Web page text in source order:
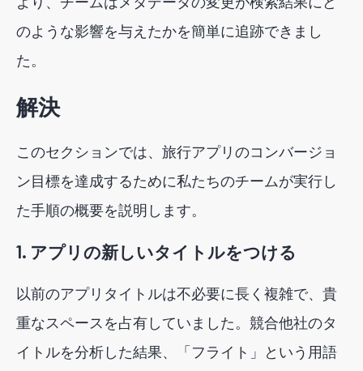
のような影響を与えたかを簡単に追跡できまし
た。
解決
このセクションでは、旅行アプリのコンバージョ
ン目標を達成するために私たちのチームが実行し
た手順の概要を説明します。
1. アプリの新しいタイトルをつける
以前のアプリタイトルは不必要に長く複雑で、貴
重なスペースを占有していました。競合他社のタ
イトルを分析した結果、「フライト」という用語